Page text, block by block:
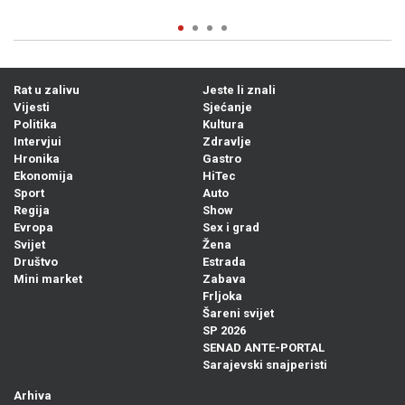
Rat u zalivu
Vijesti
Politika
Intervjui
Hronika
Ekonomija
Sport
Regija
Evropa
Svijet
Društvo
Mini market
Jeste li znali
Sjećanje
Kultura
Zdravlje
Gastro
HiTec
Auto
Show
Sex i grad
Žena
Estrada
Zabava
Frljoka
Šareni svijet
SP 2026
SENAD ANTE-PORTAL
Sarajevski snajperisti
Arhiva